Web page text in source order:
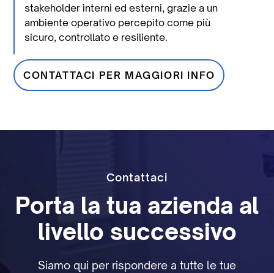
stakeholder interni ed esterni, grazie a un
ambiente operativo percepito come più
sicuro, controllato e resiliente.
CONTATTACI PER MAGGIORI INFO
Contattaci
Porta la tua azienda al
livello successivo
Siamo qui per rispondere a tutte le tue